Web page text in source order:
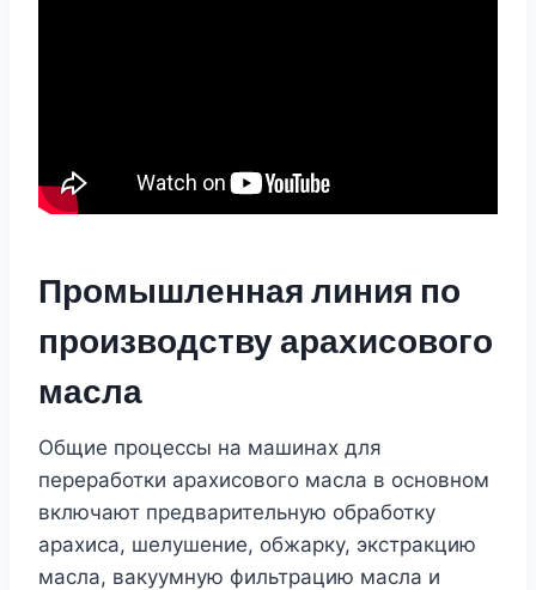
Промышленная линия по
производству арахисового
масла
Общие процессы на машинах для
переработки арахисового масла в основном
включают предварительную обработку
арахиса, шелушение, обжарку, экстракцию
масла, вакуумную фильтрацию масла и